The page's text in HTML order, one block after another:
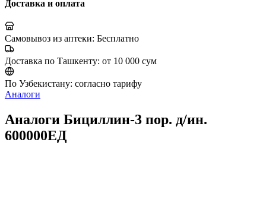
Доставка и оплата
Самовывоз из аптеки: Бесплатно
Доставка по Ташкенту: от 10 000 сум
По Узбекистану: согласно тарифу
Аналоги
Аналоги Бициллин-3 пор. д/ин.
600000ЕД